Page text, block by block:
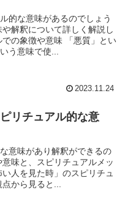
的な意味があるのでしょう
解釈について詳しく解説し
の象徴や意味 「悪質」とい
う意味で使...
2023.11.24
リチュアル的な意
意味があり解釈ができるの
味と、スピリチュアルメッ
人を見た時」のスピリチュ
から見ると...